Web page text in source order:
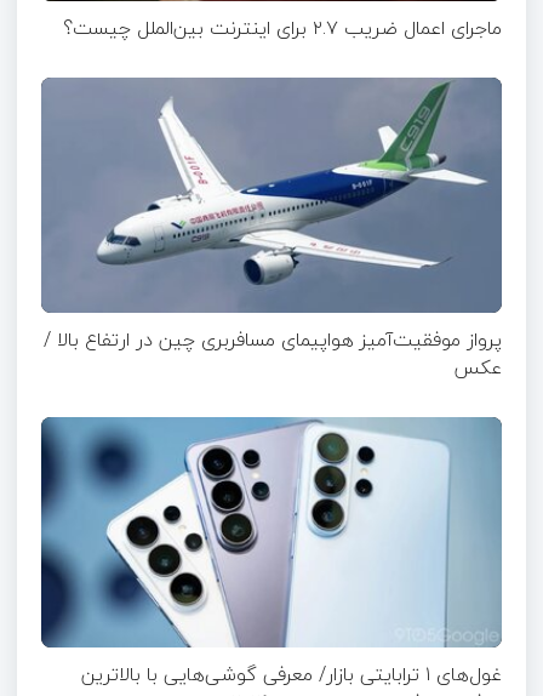
ماجرای اعمال ضریب ۲.۷ برای اینترنت بین‌الملل چیست؟
پرواز موفقیت‌آمیز هواپیمای مسافربری چین در ارتفاع بالا /
عکس
غول‌های ۱ ترابایتی بازار/ معرفی گوشی‌هایی با بالاترین